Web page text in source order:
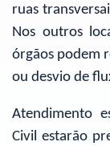
ruas
Nos outros
órgãos podem
ou desvio de
Atendimento
Civil estarão